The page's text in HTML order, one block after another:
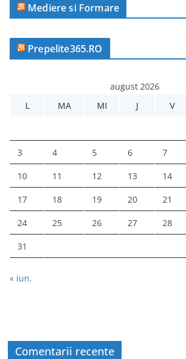
Mediere si Formare
Prepelite365.RO
august 2026
L
MA MI J V
3 4 5 6 7
10 11 12 13 14
17 18 19 20 21
24 25 26 27 28
31
« iun.
Comentarii recente